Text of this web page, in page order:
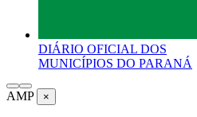
DIÁRIO OFICIAL DOS
MUNICÍPIOS DO PARANÁ
AMP ×